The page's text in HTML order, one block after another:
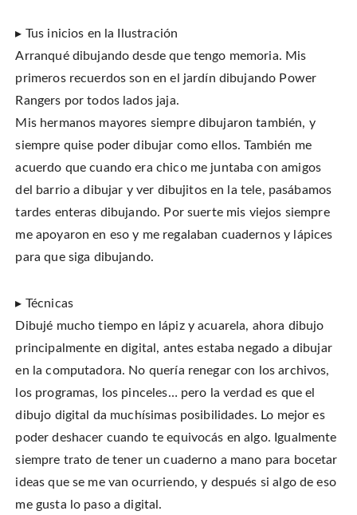
▸ Tus inicios en la Ilustración
Arranqué dibujando desde que tengo memoria. Mis
primeros recuerdos son en el jardín dibujando Power
Rangers por todos lados jaja.
Mis hermanos mayores siempre dibujaron también, y
siempre quise poder dibujar como ellos. También me
acuerdo que cuando era chico me juntaba con amigos
del barrio a dibujar y ver dibujitos en la tele, pasábamos
tardes enteras dibujando. Por suerte mis viejos siempre
me apoyaron en eso y me regalaban cuadernos y lápices
para que siga dibujando.
▸ Técnicas
Dibujé mucho tiempo en lápiz y acuarela, ahora dibujo
principalmente en digital, antes estaba negado a dibujar
en la computadora. No quería renegar con los archivos,
los programas, los pinceles… pero la verdad es que el
dibujo digital da muchísimas posibilidades. Lo mejor es
poder deshacer cuando te equivocás en algo. Igualmente
siempre trato de tener un cuaderno a mano para bocetar
ideas que se me van ocurriendo, y después si algo de eso
me gusta lo paso a digital.